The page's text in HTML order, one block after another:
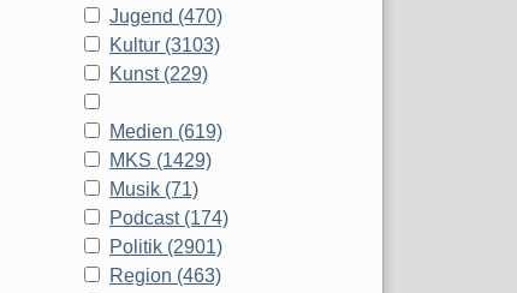
Jugend (470)
Kultur (3103)
Kunst (229)
Medien (619)
MKS (1429)
Musik (71)
Podcast (174)
Politik (2901)
Region (463)